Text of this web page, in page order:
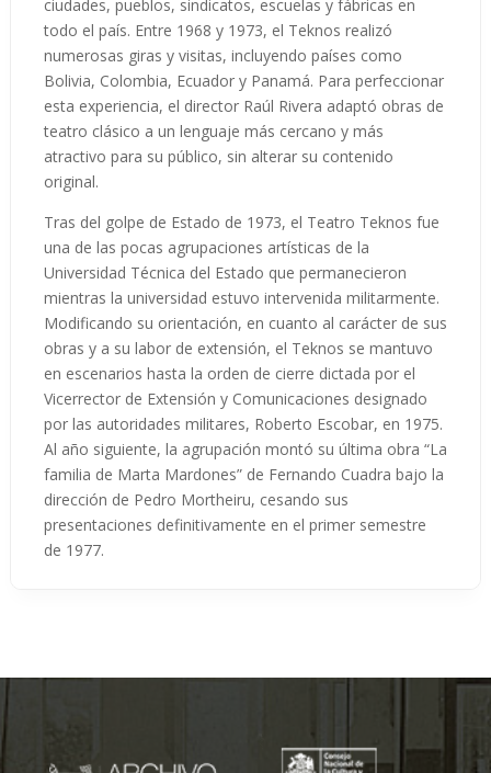
ciudades, pueblos, sindicatos, escuelas y fábricas en
todo el país. Entre 1968 y 1973, el Teknos realizó
numerosas giras y visitas, incluyendo países como
Bolivia, Colombia, Ecuador y Panamá. Para perfeccionar
esta experiencia, el director Raúl Rivera adaptó obras de
teatro clásico a un lenguaje más cercano y más
atractivo para su público, sin alterar su contenido
original.
Tras del golpe de Estado de 1973, el Teatro Teknos fue
una de las pocas agrupaciones artísticas de la
Universidad Técnica del Estado que permanecieron
mientras la universidad estuvo intervenida militarmente.
Modificando su orientación, en cuanto al carácter de sus
obras y a su labor de extensión, el Teknos se mantuvo
en escenarios hasta la orden de cierre dictada por el
Vicerrector de Extensión y Comunicaciones designado
por las autoridades militares, Roberto Escobar, en 1975.
Al año siguiente, la agrupación montó su última obra “La
familia de Marta Mardones” de Fernando Cuadra bajo la
dirección de Pedro Mortheiru, cesando sus
presentaciones definitivamente en el primer semestre
de 1977.